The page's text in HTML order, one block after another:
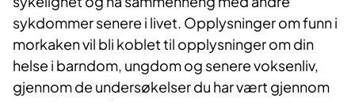
sykdommer senere i livet. Opplysninger om funn i
morkaken vil bli koblet til opplysninger om din
helse i barndom, ungdom og senere voksenliv,
gjennom de undersøkelser du har vært gjennom